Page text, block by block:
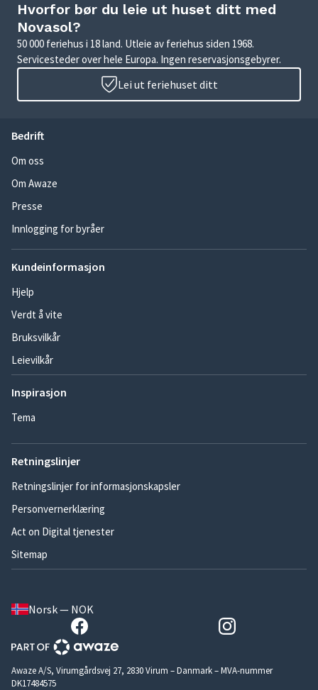
Hvorfor bør du leie ut huset ditt med
Novasol?
50 000 feriehus i 18 land. Utleie av feriehus siden 1968.
Servicesteder over hele Europa. Ingen reservasjonsgebyrer.
Lei ut feriehuset ditt
Bedrift
Om oss
Om Awaze
Presse
Innlogging for byråer
Kundeinformasjon
Hjelp
Verdt å vite
Bruksvilkår
Leievilkår
Inspirasjon
Tema
Retningslinjer
Retningslinjer for informasjonskapsler
Personvernerklæring
Act on Digital tjenester
Sitemap
Norsk — NOK
Awaze A/S, Virumgårdsvej 27, 2830 Virum – Danmark – MVA-nummer
DK17484575